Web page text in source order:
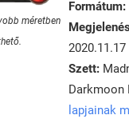
méretben
Formátum:
2020.11.17
Szett:
Darkmoon
lapjainak